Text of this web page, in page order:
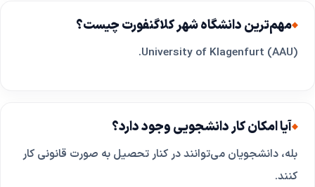
مهم‌ترین دانشگاه شهر کلاگنفورت چیست؟
University of Klagenfurt (AAU).
آیا امکان کار دانشجویی وجود دارد؟
بله، دانشجویان می‌توانند در کنار تحصیل به صورت قانونی کار
کنند.